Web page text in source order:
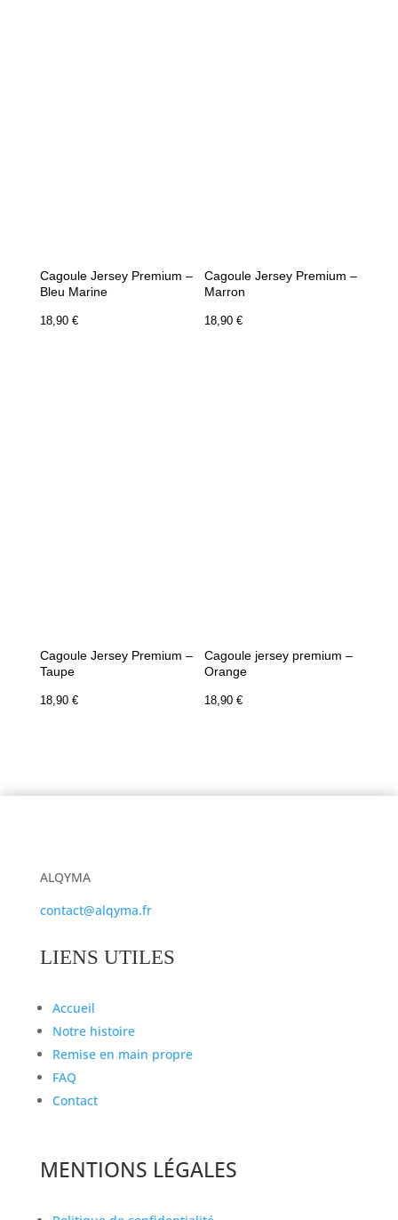
Cagoule Jersey Premium –
Bleu Marine
18,90 €
Cagoule Jersey Premium –
Marron
18,90 €
Cagoule Jersey Premium –
Taupe
18,90 €
Cagoule jersey premium –
Orange
18,90 €
ALQYMA
contact@alqyma.fr
LIENS UTILES
Accueil
Notre histoire
Remise en main propre
FAQ
Contact
MENTIONS LÉGALES